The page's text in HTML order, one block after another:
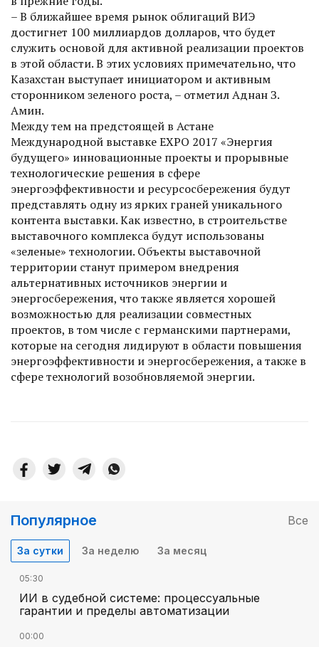
– В ближайшее время рынок облигаций ВИЭ
достигнет 100 миллиардов долларов, что будет
служить основой для активной реализации проектов
в этой области. В этих условиях примечательно, что
Казахстан выступает инициатором и активным
сторонником зеленого роста, – отметил Аднан З.
Амин.
Между тем на предстоя­щей в Астане
Международной выставке ЕХРО 2017 «Энергия
будущего» инновационные проекты и прорывные
технологические решения в сфере
энергоэффективности и ресурсосбережения будут
представлять одну из ярких граней уникального
контента выставки. Как известно, в строительстве
выставочного комплекса будут использованы
«зеленые» технологии. Объекты выставочной
территории станут примером внедрения
альтернативных источников энергии и
энергосбережения, что также является хорошей
возможностью для реа­лизации совместных
проектов, в том числе с германскими партнерами,
которые на сегодня лидируют в области повышения
энергоэффективности и энерго­сбережения, а также в
сфере технологий возобновляе­мой энергии.
Популярное Все
За сутки За неделю За месяц
05:30
ИИ в судебной системе: процессуальные
гарантии и пределы автоматизации
00:00